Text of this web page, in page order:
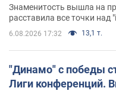
Знаменитость вышла на
расставила все точки над
6.08.2026 17:32 13,1 т.
"Динамо" с победы
Лиги конференций.